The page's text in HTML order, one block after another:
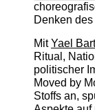
Denken
MitYael
Ritual,
politischer
Moved by
Stoffs an,